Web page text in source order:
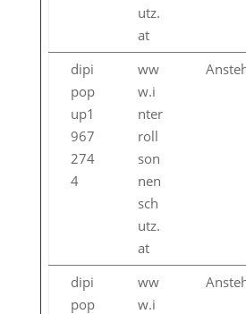
utz.
at
dipi
pop
up1
967
274
4
ww
w.i
nter
roll
son
nen
sch
utz.
at
dipi
pop
ww
w.i